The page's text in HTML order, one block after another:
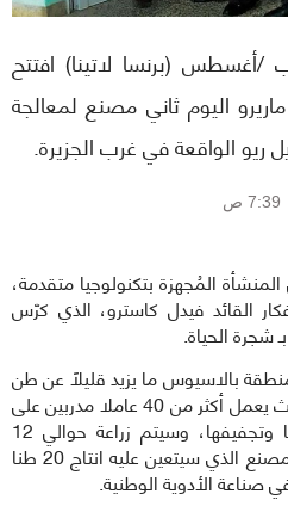
ديل ريو - كوبا، 20 آب /أغسطس (برنسا لاتينا) افتتح
اليوم ثاني مصنع لمعالجة
ريو الواقعة في غرب الجزيرة.
7:39 ص
المُجهزة بتكنولوجيا متقدمة،
القائد فيدل كاسترو، الذي كرّس
شجرة الحياة.
بالاسيوس ما يزيد قليلاً عن طن
من مسحوق المورينغا يوميا، حيث يعمل أكثر من 40 عاملا مدربين على
جمع أوراق هذا النبات وتنقيتها وتجفيفها، وسيتم زراعة حوالي 12
هكتار من الأراضي لسد طلب المصنع الذي سيتعين عليه انتاج 20 طنا
صناعة الأدوية الوطنية.